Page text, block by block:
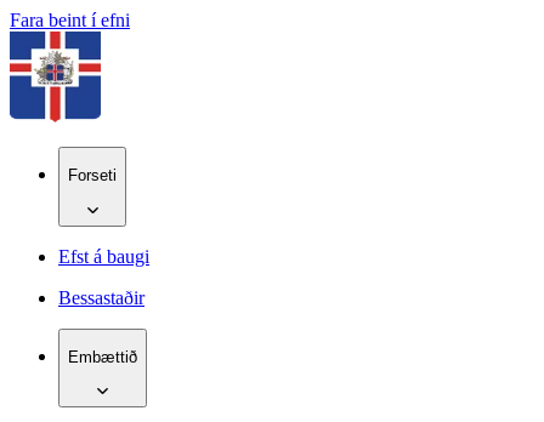
Fara beint í efni
Forseti
Efst á baugi
Bessastaðir
Embættið